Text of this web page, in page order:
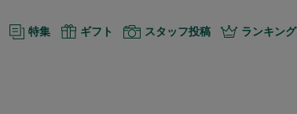
特集 ギフト スタッフ投稿 ランキング